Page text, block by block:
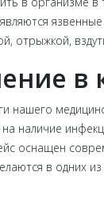
отрыжкой,
в
нашего
наличие
оснащен
в одних